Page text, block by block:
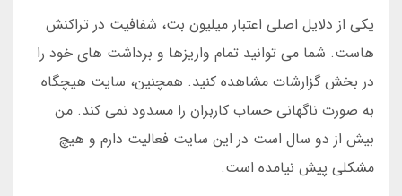
یکی از دلایل اصلی اعتبار میلیون بت، شفافیت در تراکنش
هاست. شما می توانید تمام واریزها و برداشت های خود را
در بخش گزارشات مشاهده کنید. همچنین، سایت هیچگاه
به صورت ناگهانی حساب کاربران را مسدود نمی کند. من
بیش از دو سال است در این سایت فعالیت دارم و هیچ
مشکلی پیش نیامده است.